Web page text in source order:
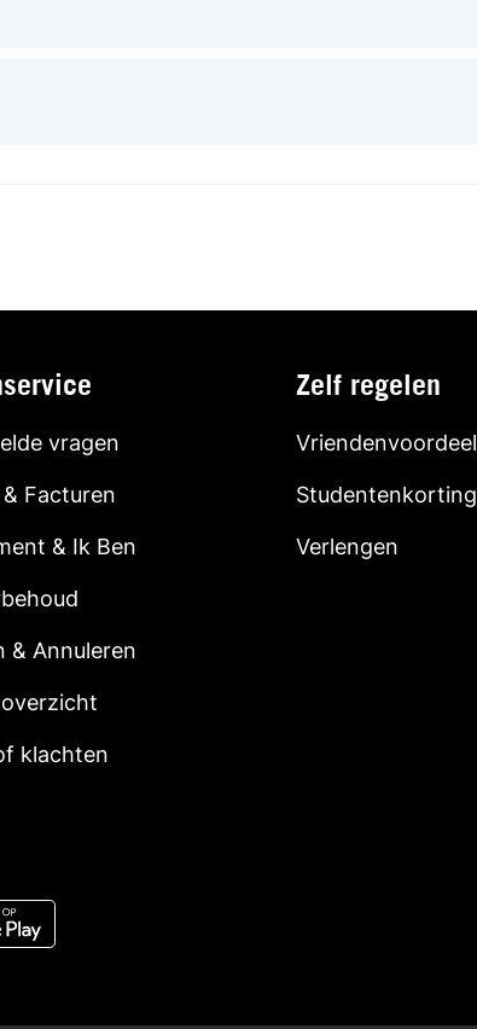
vragen
Facturen
& Ik Ben
& Annuleren
klachten
Zelf regelen
Vriendenvoordeel
Studentenkorting
Verlengen